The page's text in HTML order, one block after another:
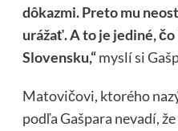
dôkazmi. Preto mu
urážať. A to je jediné,
Slovensku,“myslí si
Matovičovi, ktorého
podľa Gašpara nevadí,